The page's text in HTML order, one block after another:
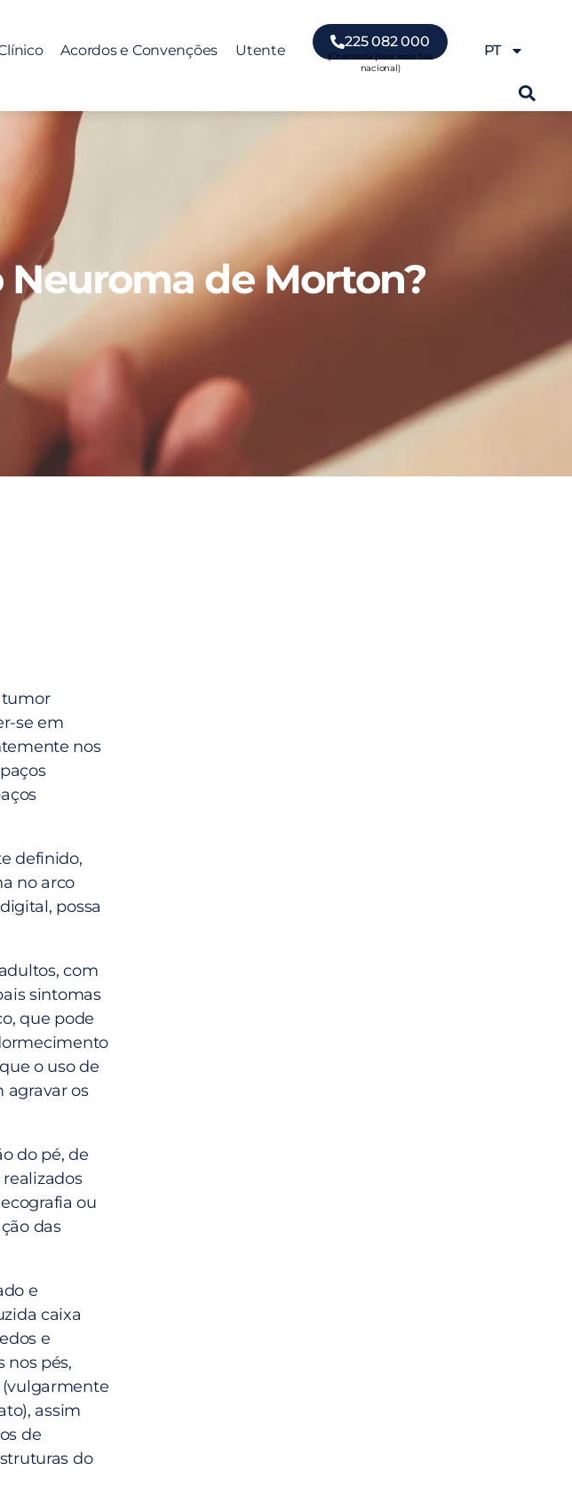
Acordos e Convenções Utente
225 082 000
PT
Neuroma de Morton?
tumor
se em
nos
definido,
no arco
possa
com
sintomas
que pode
o uso de
agravar os
do pé, de
ou
das
e
caixa
e
nos pés,
assim
de
do